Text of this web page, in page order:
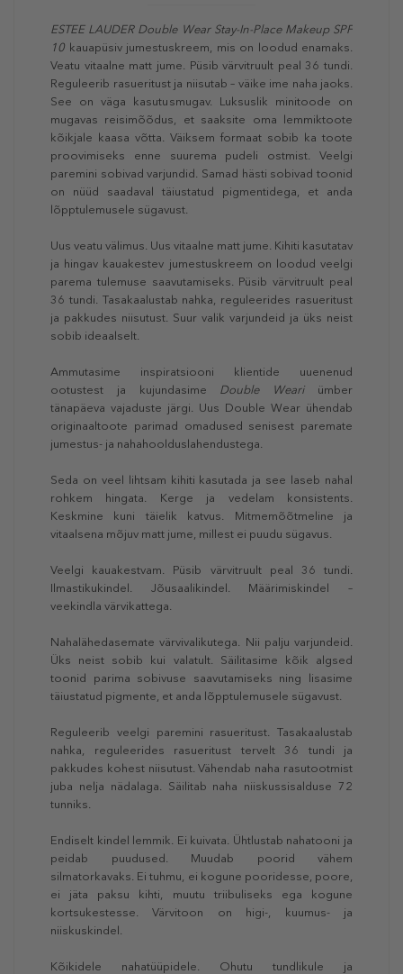
ESTEE LAUDER Double Wear Stay-In-Place Makeup SPF
10 kauapüsiv jumestuskreem, mis on loodud enamaks.
Veatu vitaalne matt jume. Püsib värvitruult peal 36 tundi.
Reguleerib rasueritust ja niisutab – väike ime naha jaoks.
See on väga kasutusmugav. Luksuslik minitoode on
mugavas reisimõõdus, et saaksite oma lemmiktoote
kõikjale kaasa võtta. Väiksem formaat sobib ka toote
proovimiseks enne suurema pudeli ostmist. Veelgi
paremini sobivad varjundid. Samad hästi sobivad toonid
on nüüd saadaval täiustatud pigmentidega, et anda
lõpptulemusele sügavust.
Uus veatu välimus. Uus vitaalne matt jume. Kihiti kasutatav
ja hingav kauakestev jumestuskreem on loodud veelgi
parema tulemuse saavutamiseks. Püsib värvitruult peal
36 tundi. Tasakaalustab nahka, reguleerides rasueritust
ja pakkudes niisutust. Suur valik varjundeid ja üks neist
sobib ideaalselt.
Ammutasime inspiratsiooni klientide uuenenud
ootustest ja kujundasime Double Weariümber
tänapäeva vajaduste järgi. Uus Double Wear ühendab
originaaltoote parimad omadused senisest paremate
jumestus- ja nahahoolduslahendustega.
Seda on veel lihtsam kihiti kasutada ja see laseb nahal
rohkem hingata. Kerge ja vedelam konsistents.
Keskmine kuni täielik katvus. Mitmemõõtmeline ja
vitaalsena mõjuv matt jume, millest ei puudu sügavus.
Veelgi kauakestvam. Püsib värvitruult peal 36 tundi.
Ilmastikukindel. Jõusaalikindel. Määrimiskindel –
veekindla värvikattega.
Nahalähedasemate värvivalikutega. Nii palju varjundeid.
Üks neist sobib kui valatult. Säilitasime kõik algsed
toonid parima sobivuse saavutamiseks ning lisasime
täiustatud pigmente, et anda lõpptulemusele sügavust.
Reguleerib veelgi paremini rasueritust. Tasakaalustab
nahka, reguleerides rasueritust tervelt 36 tundi ja
pakkudes kohest niisutust. Vähendab naha rasutootmist
juba nelja nädalaga. Säilitab naha niiskussisalduse 72
tunniks.
Endiselt kindel lemmik. Ei kuivata. Ühtlustab nahatooni ja
peidab puudused. Muudab poorid vähem
silmatorkavaks. Ei tuhmu, ei kogune pooridesse, poore,
ei jäta paksu kihti, muutu triibuliseks ega kogune
kortsukestesse. Värvitoon on higi-, kuumus- ja
niiskuskindel.
Kõikidele nahatüüpidele. Ohutu tundlikule ja